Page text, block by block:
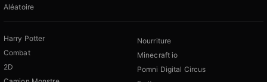
Aléatoire
Harry Potter
Combat
2D
Nourriture
Minecraft io
Pomni Digital Circus